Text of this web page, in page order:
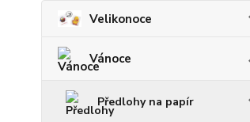
Velikonoce
Vánoce
Předlohy na papír